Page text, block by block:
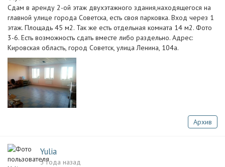
Сдам в аренду 2-ой этаж двухэтажного здания,находящегося на
главной улице города Советска, есть своя парковка. Вход через 1
этаж. Площадь 45 м2. Так же есть отдельная комната 14 м2. Фото
3-6. Есть возможность сдать вместе либо раздельно. Адрес:
Кировская область, город Советск, улица Ленина, 104а.
Архив
Yulia
3 года назад